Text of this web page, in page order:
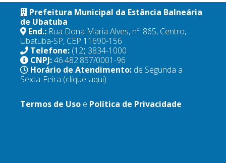
Prefeitura Municipal da Estância Balneária
de Ubatuba
End.: Rua Dona Maria Alves, nº. 865, Centro,
Ubatuba-SP, CEP 11690-156
Telefone: (12) 3834-1000
CNPJ:46.482.857/0001-96
Horário de Atendimento: de Segunda a
Sexta-Feira (clique-aqui)
Termos de Uso e Política de Privacidade